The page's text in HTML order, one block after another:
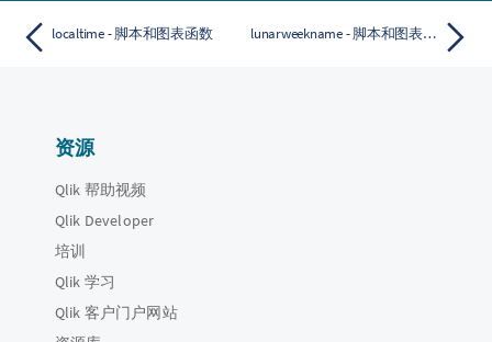
localtime - 脚本和图表函数 lunarweekname - 脚本和图表函数
资源
Qlik 帮助视频
Qlik Developer
培训
Qlik 学习
Qlik 客户门户网站